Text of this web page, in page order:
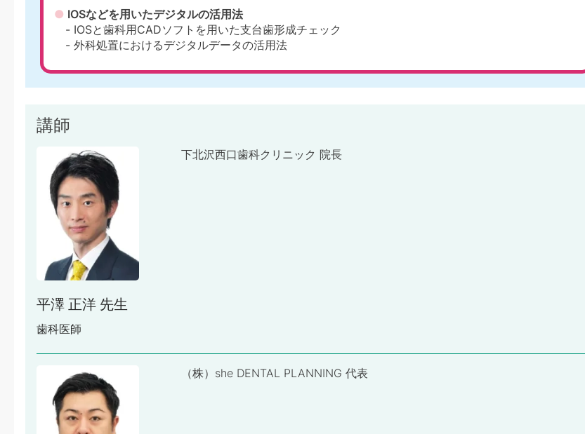
● IOSなどを用いたデジタルの活用法
- IOSと歯科用CADソフトを用いた支台歯形成チェック
- 外科処置におけるデジタルデータの活用法
講師
平澤 正洋 先生
歯科医師
下北沢西口歯科クリニック 院長
（株）she DENTAL PLANNING 代表